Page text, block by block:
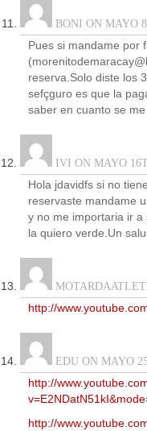
BONI ON MAYO
Pues si mandame por
reserva.Solo diste los
sefçguro es que la
saber en cuanto se
IVI ON MAYO
Hola jdavidfs si no
reservaste mandame
y no me importaria ir
la quiero verde.Un
http://
EDU ON MAYO
http://
http://